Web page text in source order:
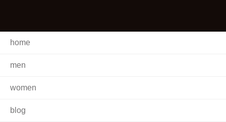
home
men
women
blog